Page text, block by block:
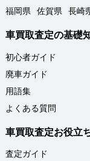
福岡県
佐賀県 長崎
車買取査定の基礎
初心者ガイド
廃車ガイド
用語集
よくある質問
車買取査定お役立
査定ガイド